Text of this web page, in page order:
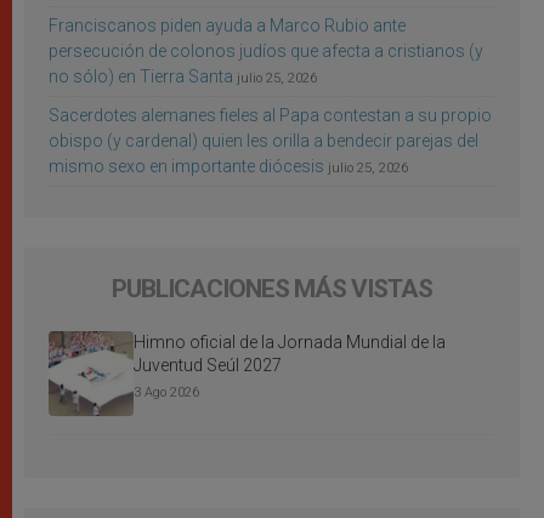
Franciscanos piden ayuda a Marco Rubio ante
persecución de colonos judíos que afecta a cristianos (y
no sólo) en Tierra Santa julio 25, 2026
Sacerdotes alemanes fieles al Papa contestan a su propio
obispo (y cardenal) quien les orilla a bendecir parejas del
mismo sexo en importante diócesis julio 25, 2026
PUBLICACIONES MÁS VISTAS
Himno oficial de la Jornada Mundial de la
Juventud Seúl 2027
3 Ago 2026